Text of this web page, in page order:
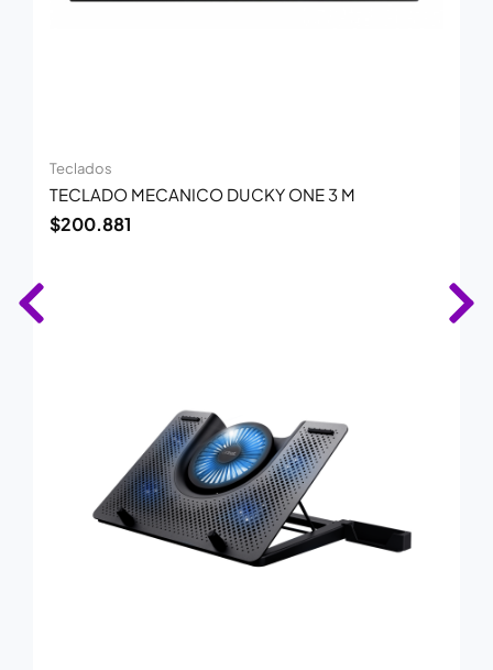
Teclados
TECLADO MECANICO DUCKY ONE 3 M
$200.881